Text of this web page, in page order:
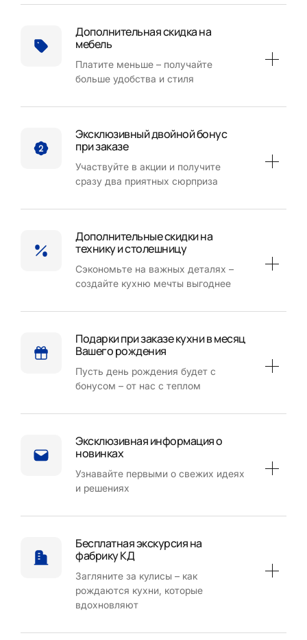
Дополнительная скидка на
мебель
Платите меньше – получайте
больше удобства и стиля
Эксклюзивный двойной бонус
при заказе
Участвуйте в акции и получите
сразу два приятных сюрприза
Дополнительные скидки на
технику и столешницу
Сэкономьте на важных деталях –
создайте кухню мечты выгоднее
Подарки при заказе кухни в месяц
Вашего рождения
Пусть день рождения будет с
бонусом – от нас с теплом
Эксклюзивная информация о
новинках
Узнавайте первыми о свежих идеях
и решениях
Бесплатная экскурсия на
фабрику КД
Загляните за кулисы – как
рождаются кухни, которые
вдохновляют